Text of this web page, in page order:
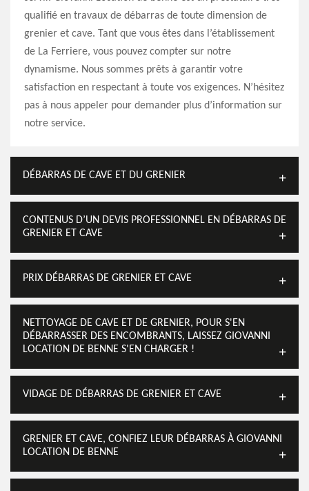
qualifié en travaux de débarras de toute dimension de
grenier et cave. Tant que vous êtes dans l’établissement
de La Ferriere, vous pouvez compter sur notre
dynamisme. Nous sommes prêts à garantir votre
satisfaction en respectant à toute vos exigences. N’hésitez
pas à nous appeler pour demander plus d’information sur
notre service.
DÉBARRAS DE CAVE ET DU GRENIER
CONTENUS D’UN DEVIS PROFESSIONNEL EN DÉBARRAS DE
GRENIER ET CAVE
PRIX DÉBARRAS DE GRENIER ET CAVE
NETTOYAGE DE CAVE ET DE GRENIER, POUR S'EN
DÉBARRASSER DES ENCOMBRANTS, LAISSEZ GIOVANNI
LOCATION DE BENNE S'EN CHARGER !
VIDAGE DE DÉBARRAS DE GRENIER ET CAVE
GRENIER ET CAVE, CONFIEZ LEUR DÉBARRAS À GIOVANNI
LOCATION DE BENNE